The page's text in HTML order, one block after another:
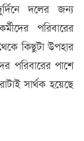
দলের জন্য
পরিবারের
কিছুটা উপহার
পরিবারের পাশে
সার্থক হয়েছে